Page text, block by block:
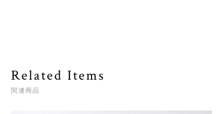
Related Items
関連商品